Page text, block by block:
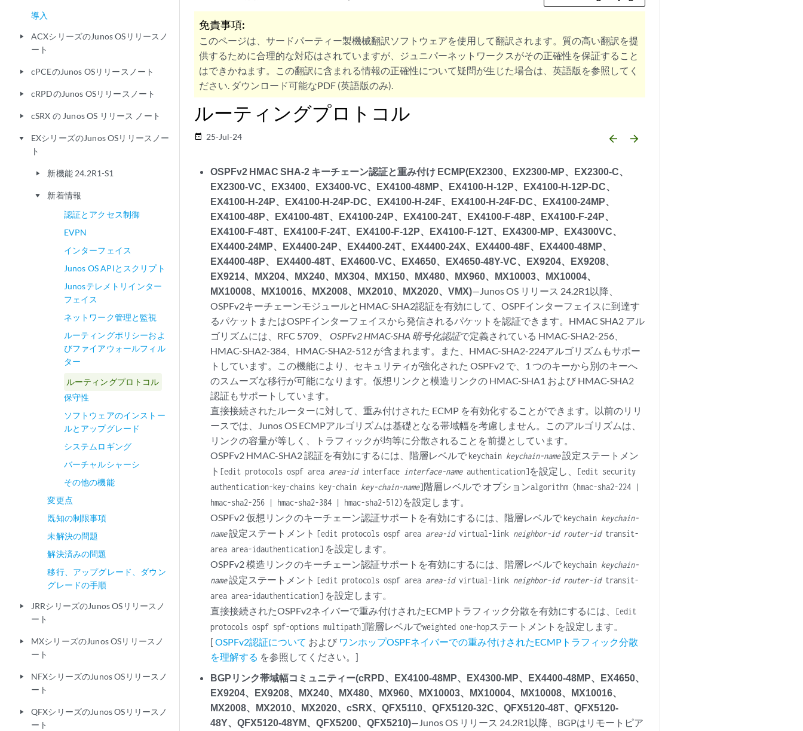
導入
play_arrow
ACXシリーズのJunos OSリリースノ
ート
play_arrow cPCEのJunos OSリリースノート
play_arrow cRPDのJunos OSリリースノート
play_arrow cSRX の Junos OS リリース ノート
play_arrow
EXシリーズのJunos OSリリースノー
ト
play_arrow 新機能 24.2R1-S1
play_arrow
新着情報
認証とアクセス制御
EVPN
インターフェイス
Junos OS APIとスクリプト
Junosテレメトリインター
フェイス
ネットワーク管理と監視
ルーティングポリシーおよ
びファイアウォールフィル
ター
ルーティングプロトコル
保守性
ソフトウェアのインストー
ルとアップグレード
システムロギング
バーチャルシャーシ
その他の機能
変更点
既知の制限事項
未解決の問題
解決済みの問題
移行、アップグレード、ダウン
グレードの手順
play_arrow
JRRシリーズのJunos OSリリースノ
ート
play_arrow
MXシリーズのJunos OSリリースノ
ート
play_arrow
NFXシリーズのJunos OSリリースノ
ート
play_arrow
QFXシリーズのJunos OSリリースノ
ート
免責事項:
このページは、サードパーティー製機械翻訳ソフトウェアを使用して翻訳されます。質の高い翻訳を提
供するために合理的な対応はされていますが、ジュニパーネットワークスがその正確性を保証すること
はできかねます。この翻訳に含まれる情報の正確性について疑問が生じた場合は、英語版を参照してく
ださい. ダウンロード可能なPDF (英語版のみ).
ルーティングプロトコル
date_range 25-Jul-24 arrow_backward arrow_forward
OSPFv2 HMAC SHA-2 キーチェーン認証と重み付け ECMP(EX2300、EX2300-MP、EX2300-C、
EX2300-VC、EX3400、EX3400-VC、EX4100-48MP、EX4100-H-12P、EX4100-H-12P-DC、
EX4100-H-24P、EX4100-H-24P-DC、EX4100-H-24F、EX4100-H-24F-DC、EX4100-24MP、
EX4100-48P、EX4100-48T、EX4100-24P、EX4100-24T、EX4100-F-48P、EX4100-F-24P、
EX4100-F-48T、EX4100-F-24T、EX4100-F-12P、EX4100-F-12T、EX4300-MP、EX4300VC、
EX4400-24MP、EX4400-24P、EX4400-24T、EX4400-24X、EX4400-48F、EX4400-48MP、
EX4400-48P、 EX4400-48T、EX4600-VC、EX4650、EX4650-48Y-VC、EX9204、EX9208、
EX9214、MX204、MX240、MX304、MX150、MX480、MX960、MX10003、MX10004、
MX10008、MX10016、MX2008、MX2010、MX2020、VMX)—Junos OS リリース 24.2R1以降、
OSPFv2キーチェーンモジュールとHMAC-SHA2認証を有効にして、OSPFインターフェイスに到達す
るパケットまたはOSPFインターフェイスから発信されるパケットを認証できます。HMAC SHA2 アル
ゴリズムには、RFC 5709、OSPFv2 HMAC-SHA 暗号化認証で定義されている HMAC-SHA2-256、
HMAC-SHA2-384、HMAC-SHA2-512 が含まれます。また、HMAC-SHA2-224アルゴリズムもサポー
トしています。この機能により、セキュリティが強化された OSPFv2 で、1 つのキーから別のキーへ
のスムーズな移行が可能になります。仮想リンクと模造リンクの HMAC-SHA1 および HMAC-SHA2
認証もサポートしています。
直接接続されたルーターに対して、重み付けされた ECMP を有効化することができます。以前のリリ
ースでは、Junos OS ECMPアルゴリズムは基礎となる帯域幅を考慮しません。このアルゴリズムは、
リンクの容量が等しく、トラフィックが均等に分散されることを前提としています。
OSPFv2 HMAC-SHA2 認証を有効にするには、階層レベルで keychain keychain-name設定ステートメン
ト [edit protocols ospf area area-idinterface interface-nameauthentication]を設定し、 [edit security
authentication-key-chains key-chain key-chain-name]階層レベルで オプションalgorithm (hmac-sha2-224 |
hmac-sha2-256 | hmac-sha2-384 | hmac-sha2-512)を設定します。
OSPFv2 仮想リンクのキーチェーン認証サポートを有効にするには、階層レベルで keychain keychain-
name設定ステートメント [edit protocols ospf area area-idvirtual-link neighbor-id router-idtransit-
areaarea-idauthentication] を設定します。
OSPFv2 模造リンクのキーチェーン認証サポートを有効にするには、階層レベルで keychain keychain-
name設定ステートメント [edit protocols ospf area area-idvirtual-link neighbor-id router-idtransit-
areaarea-idauthentication] を設定します。
直接接続されたOSPFv2ネイバーで重み付けされたECMPトラフィック分散を有効にするには、 [edit
protocols ospf spf-options multipath]階層レベルでweighted one-hopステートメントを設定します。
[OSPFv2認証について および ワンホップOSPFネイバーでの重み付けされたECMPトラフィック分散
を理解する を参照してください。]
BGPリンク帯域幅コミュニティー(cRPD、EX4100-48MP、EX4300-MP、EX4400-48MP、EX4650、
EX9204、EX9208、MX240、MX480、MX960、MX10003、MX10004、MX10008、MX10016、
MX2008、MX2010、MX2020、cSRX、QFX5110、QFX5120-32C、QFX5120-48T、QFX5120-
48Y、QFX5120-48YM、QFX5200、QFX5210)—Junos OS リリース 24.2R1以降、BGPはリモートピア